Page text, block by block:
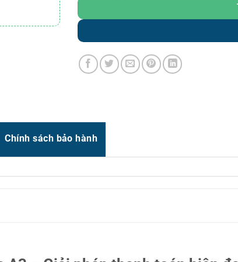
1
Zalo0987.835.345
Zalo0987.919.040
Thời gian:Từ 8h-17h30 Thứ 2 đến Thứ
Chính sách bảo hành